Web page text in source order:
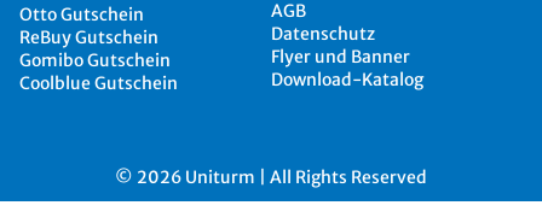
Otto Gutschein
ReBuy Gutschein
Gomibo Gutschein
Coolblue Gutschein
AGB
Datenschutz
Flyer und Banner
Download-Katalog
© 2026 Uniturm | All Rights Reserved